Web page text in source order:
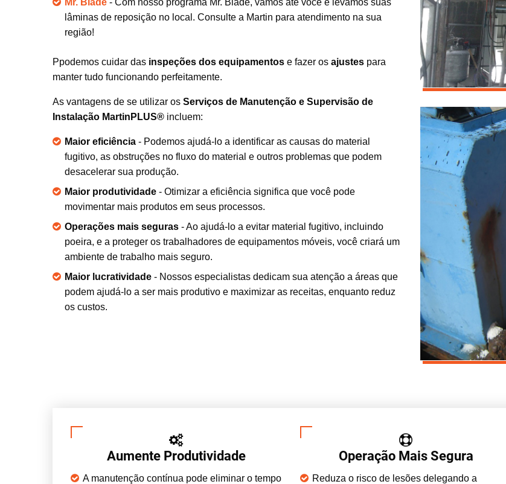
lâminas de reposição no local. Consulte a Martin para atendimento na sua
região!
Ppodemos cuidar das inspeções dos equipamentos e fazer os ajustes para
manter tudo funcionando perfeitamente.
As vantagens de se utilizar os Serviços de Manutenção e Supervisão de
Instalação MartinPLUS® incluem:
Maior eficiência - Podemos ajudá-lo a identificar as causas do material
fugitivo, as obstruções no fluxo do material e outros problemas que podem
desacelerar sua produção.
Maior produtividade - Otimizar a eficiência significa que você pode
movimentar mais produtos em seus processos.
Operações mais seguras - Ao ajudá-lo a evitar material fugitivo, incluindo
poeira, e a proteger os trabalhadores de equipamentos móveis, você criará um
ambiente de trabalho mais seguro.
Maior lucratividade - Nossos especialistas dedicam sua atenção a áreas que
podem ajudá-lo a ser mais produtivo e maximizar as receitas, enquanto reduz
os custos.
Aumente Produtividade
A manutenção contínua pode eliminar o tempo
Operação Mais Segura
Reduza o risco de lesões delegando a